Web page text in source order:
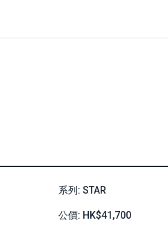
系列: STAR
公價: HK$41,700